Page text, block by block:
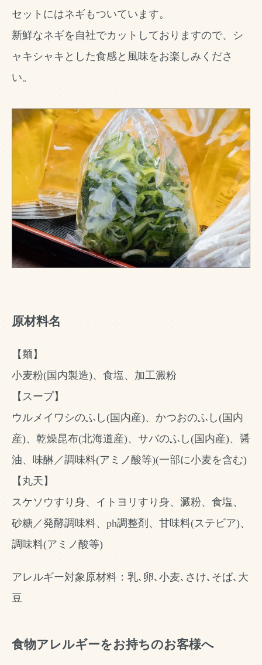
セットにはネギもついています。
新鮮なネギを自社でカットしておりますので、シ
ャキシャキとした食感と風味をお楽しみくださ
い。
原材料名
【麺】
小麦粉(国内製造)、食塩、加工澱粉
【スープ】
ウルメイワシのふし(国内産)、かつおのふし(国内
産)、乾燥昆布(北海道産)、サバのふし(国内産)、醤
油、味醂／調味料(アミノ酸等)(一部に小麦を含む)
【丸天】
スケソウすり身、イトヨリすり身、澱粉、食塩、
砂糖／発酵調味料、ph調整剤、甘味料(ステビア)、
調味料(アミノ酸等)
アレルギー対象原材料：乳､卵､小麦､さけ､そば､大
豆
食物アレルギーをお持ちのお客様へ